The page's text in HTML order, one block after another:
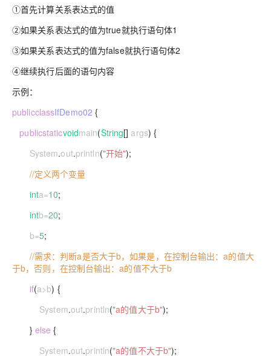
①首先计算关系表达式的值
②如果关系表达式的值为true就执行语句体1
③如果关系表达式的值为false就执行语句体2
④继续执行后面的语句内容
示例：
publicclassIfDemo02 {
publicstaticvoidmain(String[] args) {
System.out.println("开始");
//定义两个变量
inta=10;
intb=20;
b=5;
//需求：判断a是否大于b，如果是，在控制台输出：a的值大
于b，否则，在控制台输出：a的值不大于b
if(a>b) {
System.out.println("a的值大于b");
} else {
System.out.println("a的值不大于b");